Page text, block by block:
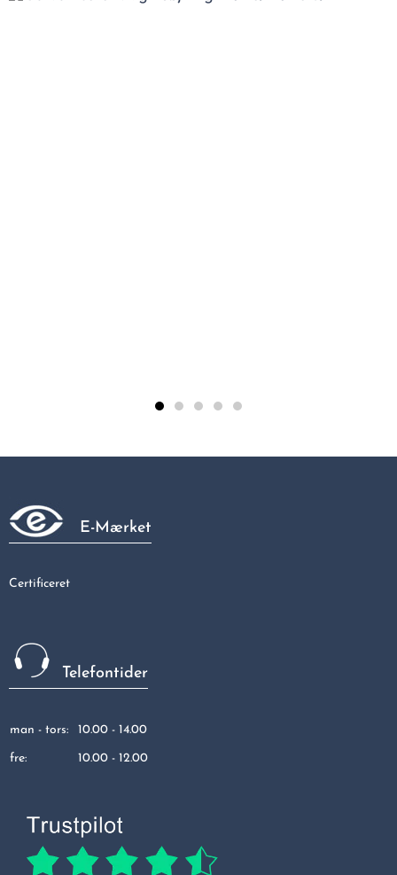
68,75 kr
E-Mærket
Certificeret
Telefontider
man - tors: 10.00 - 14.00
fre: 10.00 - 12.00